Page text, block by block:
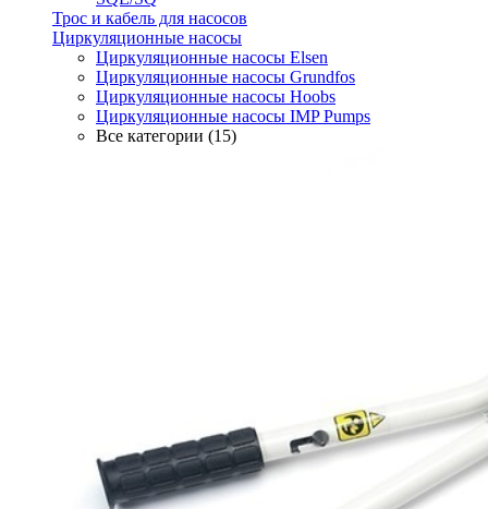
Трос и кабель для насосов
Циркуляционные насосы
Циркуляционные насосы Elsen
Циркуляционные насосы Grundfos
Циркуляционные насосы Hoobs
Циркуляционные насосы IMP Pumps
Все категории (15)